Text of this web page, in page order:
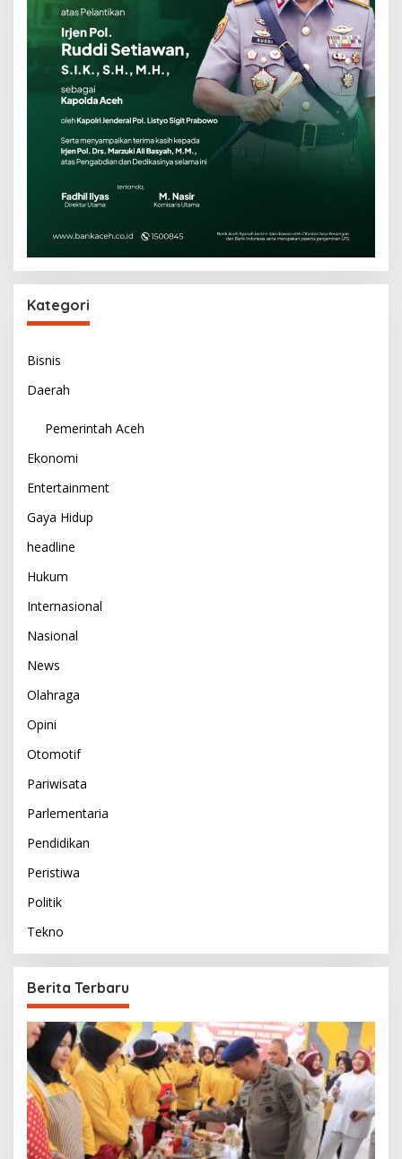
Kategori
Bisnis
Daerah
Pemerintah Aceh
Ekonomi
Entertainment
Gaya Hidup
headline
Hukum
Internasional
Nasional
News
Olahraga
Opini
Otomotif
Pariwisata
Parlementaria
Pendidikan
Peristiwa
Politik
Tekno
Berita Terbaru